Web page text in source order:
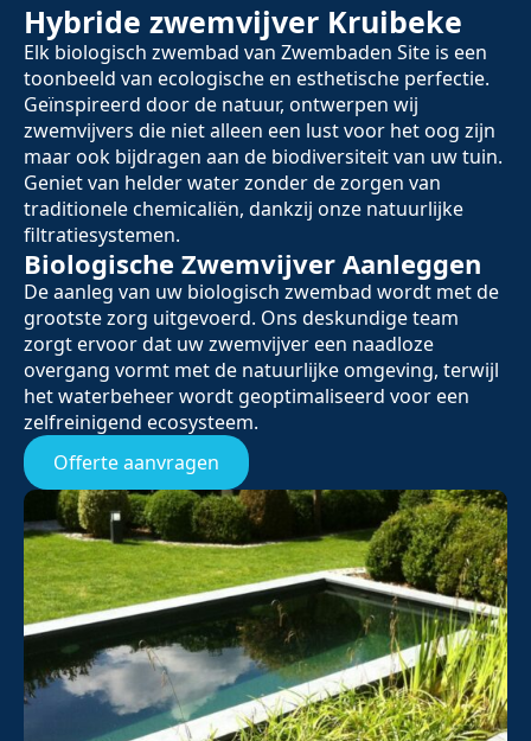
Hybride zwemvijver Kruibeke
Elk biologisch zwembad van Zwembaden Site is een
toonbeeld van ecologische en esthetische perfectie.
Geïnspireerd door de natuur, ontwerpen wij
zwemvijvers die niet alleen een lust voor het oog zijn
maar ook bijdragen aan de biodiversiteit van uw tuin.
Geniet van helder water zonder de zorgen van
traditionele chemicaliën, dankzij onze natuurlijke
filtratiesystemen.
Biologische Zwemvijver Aanleggen
De aanleg van uw biologisch zwembad wordt met de
grootste zorg uitgevoerd. Ons deskundige team
zorgt ervoor dat uw zwemvijver een naadloze
overgang vormt met de natuurlijke omgeving, terwijl
het waterbeheer wordt geoptimaliseerd voor een
zelfreinigend ecosysteem.
Offerte aanvragen